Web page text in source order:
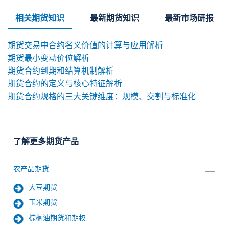
了解更多期货产品
农产品期货
大豆期货
玉米期货
棕榈油期货和期权
相关期货知识 最新期货知识 最新市场研报
期货交易中合约名义价值的计算与应用解析
期货最小变动价位解析
期货合约到期和结算机制解析
期货合约的定义与核心特征解析
期货合约规格的三大关键维度：规模、交割与标准化